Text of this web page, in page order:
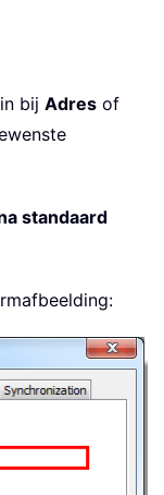
bij Adres of
standaard